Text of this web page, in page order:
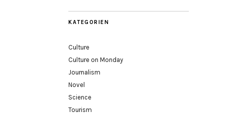
KATEGORIEN
Culture
Culture on Monday
Journalism
Novel
Science
Tourism